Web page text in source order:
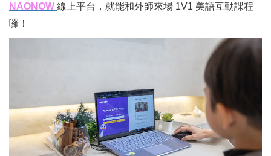
NAONOW 線上平台，就能和外師來場 1V1 美語互動課程
囉！